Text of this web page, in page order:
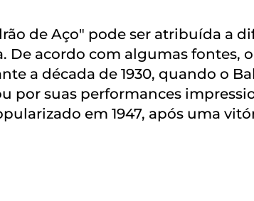
de Aço" pode ser atribuída a
De acordo com algumas fontes,
a década de 1930, quando o
por suas performances
em 1947, após uma